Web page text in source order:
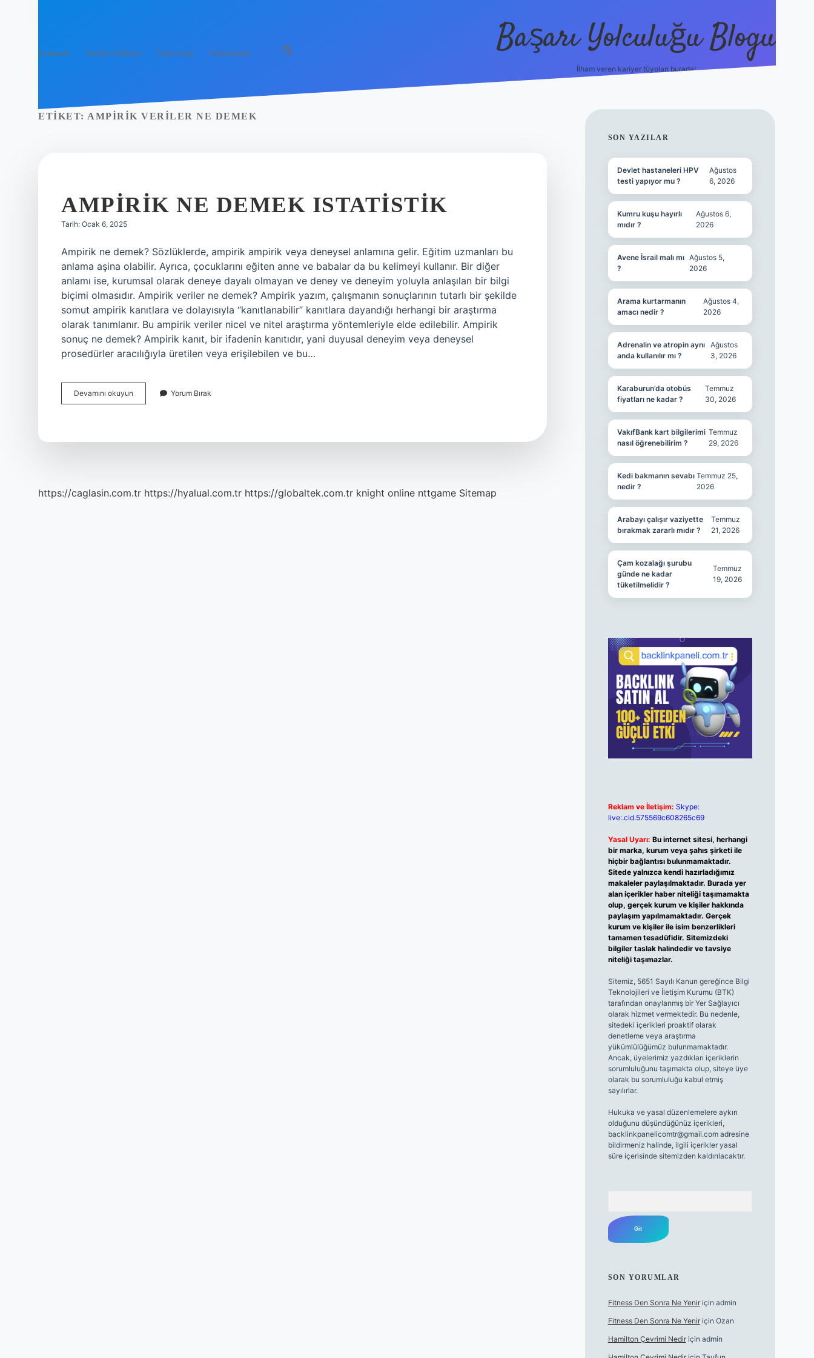
Anasayfa Gizlilik Politikası Yasal Uyarı Hakkımızda Başarı Yolculuğu Blogu
İlham veren kariyer tüyoları burada!
ETIKET: AMPIRIK VERILER NE DEMEK
AMPIRIK NE DEMEK ISTATISTIK
Tarih: Ocak 6, 2025
Ampirik ne demek? Sözlüklerde, ampirik ampirik veya deneysel anlamına gelir. Eğitim uzmanları bu
anlama aşina olabilir. Ayrıca, çocuklarını eğiten anne ve babalar da bu kelimeyi kullanır. Bir diğer
anlamı ise, kurumsal olarak deneye dayalı olmayan ve deney ve deneyim yoluyla anlaşılan bir bilgi
biçimi olmasıdır. Ampirik veriler ne demek? Ampirik yazım, çalışmanın sonuçlarının tutarlı bir şekilde
somut ampirik kanıtlara ve dolayısıyla “kanıtlanabilir” kanıtlara dayandığı herhangi bir araştırma
olarak tanımlanır. Bu ampirik veriler nicel ve nitel araştırma yöntemleriyle elde edilebilir. Ampirik
sonuç ne demek? Ampirik kanıt, bir ifadenin kanıtıdır, yani duyusal deneyim veya deneysel
prosedürler aracılığıyla üretilen veya erişilebilen ve bu…
Devamını okuyun
Ne
Yorum Bırak
https://caglasin.com.tr https://hyalual.com.tr https://globaltek.com.tr knight online nttgame Sitemap
SIDEBAR
SON YAZILAR
Devlet hastaneleri HPV
testi yapıyor mu ?
Ağustos
6, 2026
Kumru kuşu hayırlı
mıdır ?
Ağustos 6,
2026
Avene İsrail malı mı
?
Ağustos 5,
2026
Arama kurtarmanın
amacı nedir ?
Ağustos 4,
2026
Adrenalin ve atropin aynı
anda kullanılır mı ?
Ağustos
3, 2026
Karaburun’da otobüs
fiyatları ne kadar ?
Temmuz
30, 2026
VakıfBank kart bilgilerimi
nasıl öğrenebilirim ?
Temmuz
29, 2026
Kedi bakmanın sevabı
nedir ?
Temmuz 25,
2026
Arabayı çalışır vaziyette
bırakmak zararlı mıdır ?
Temmuz
21, 2026
Çam kozalağı şurubu
günde ne kadar
tüketilmelidir ?
Temmuz
19, 2026
Reklam ve İletişim: Skype:
live:.cid.575569c608265c69
Yasal Uyarı: Bu internet sitesi, herhangi
bir marka, kurum veya şahıs şirketi ile
hiçbir bağlantısı bulunmamaktadır.
Sitede yalnızca kendi hazırladığımız
makaleler paylaşılmaktadır. Burada yer
alan içerikler haber niteliği taşımamakta
olup, gerçek kurum ve kişiler hakkında
paylaşım yapılmamaktadır. Gerçek
kurum ve kişiler ile isim benzerlikleri
tamamen tesadüfidir. Sitemizdeki
bilgiler taslak halindedir ve tavsiye
niteliği taşımazlar.
Sitemiz, 5651 Sayılı Kanun gereğince Bilgi
Teknolojileri ve İletişim Kurumu (BTK)
tarafından onaylanmış bir Yer Sağlayıcı
olarak hizmet vermektedir. Bu nedenle,
sitedeki içerikleri proaktif olarak
denetleme veya araştırma
yükümlülüğümüz bulunmamaktadır.
Ancak, üyelerimiz yazdıkları içeriklerin
sorumluluğunu taşımakta olup, siteye üye
olarak bu sorumluluğu kabul etmiş
sayılırlar.
Hukuka ve yasal düzenlemelere aykırı
olduğunu düşündüğünüz içerikleri,
backlinkpanelicomtr@gmail.comadresine
bildirmeniz halinde, ilgili içerikler yasal
süre içerisinde sitemizden kaldırılacaktır.
SON YORUMLAR
Fitness Den Sonra Ne Yeniriçin admin
Fitness Den Sonra Ne Yeniriçin Ozan
Hamilton Çevrimi Nediriçin admin
https://